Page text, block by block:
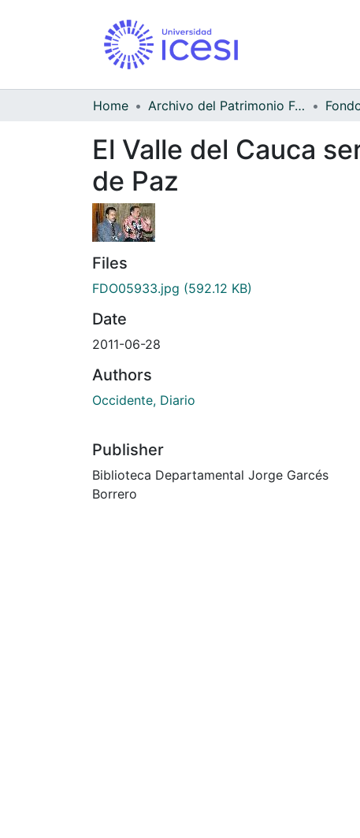
Home Archivo del Patrimonio Fotográfico y Fílmico del Valle del Cauca
El Valle del Cauca
de Paz
Files
FDO05933.jpg (592.12 KB)
Date
2011-06-28
Authors
Occidente, Diario
Publisher
Biblioteca Departamental Jorge Garcés
Borrero